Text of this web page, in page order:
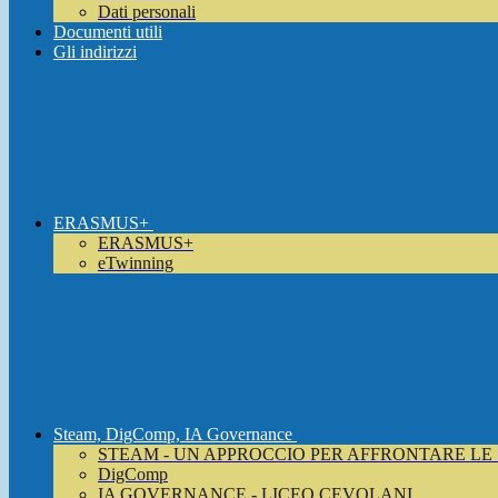
Dati personali
Documenti utili
Gli indirizzi
ERASMUS+
ERASMUS+
eTwinning
Steam, DigComp, IA Governance
STEAM - UN APPROCCIO PER AFFRONTARE
DigComp